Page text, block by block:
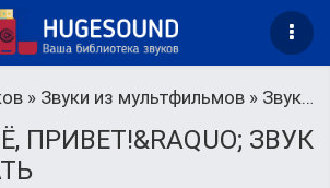
» Звуки из мультфильмов » Звуки из мультика «Масяня»
ПРИВЕТ!&RAQUO; ЗВУК